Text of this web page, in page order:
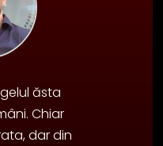
ăsta
Chiar
dar din